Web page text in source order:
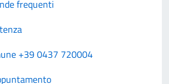
frequenti
+39 0437 720004